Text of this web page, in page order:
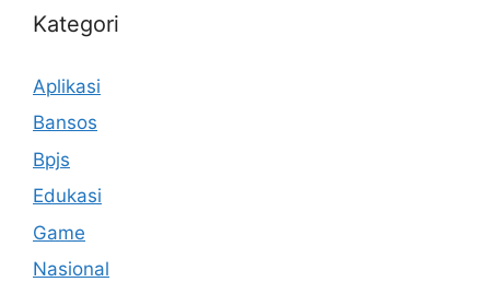
Kategori
Aplikasi
Bansos
Bpjs
Edukasi
Game
Nasional